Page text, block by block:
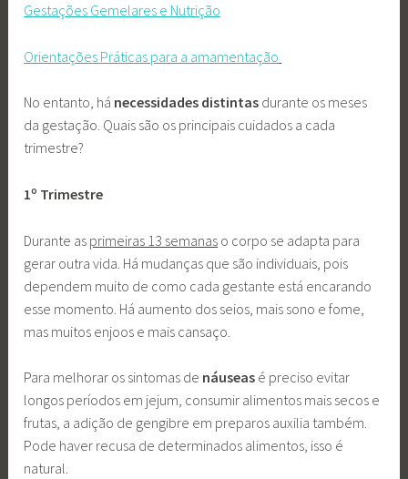
Gestações Gemelares e Nutrição
Orientações Práticas para a amamentação
No entanto, há necessidades distintas durante os meses
da gestação. Quais são os principais cuidados a cada
trimestre?
1º Trimestre
Durante as primeiras 13 semanas o corpo se adapta para
gerar outra vida. Há mudanças que são individuais, pois
dependem muito de como cada gestante está encarando
esse momento. Há aumento dos seios, mais sono e fome,
mas muitos enjoos e mais cansaço.
Para melhorar os sintomas de náuseas é preciso evitar
longos períodos em jejum, consumir alimentos mais secos e
frutas, a adição de gengibre em preparos auxilia também.
Pode haver recusa de determinados alimentos, isso é
natural.